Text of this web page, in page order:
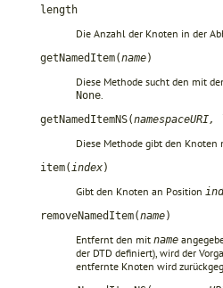
length
Die Anzahl der Knoten in der
getNamedItem(name)
Diese Methode sucht den mit
None
getNamedItemNS(namespaceURI,
Diese Methode gibt den
item( index)
Gibt den Knoten an Position
removeNamedItem(name)
Entfernt den mit name
der DTD definiert), wird der
entfernte Knoten wird